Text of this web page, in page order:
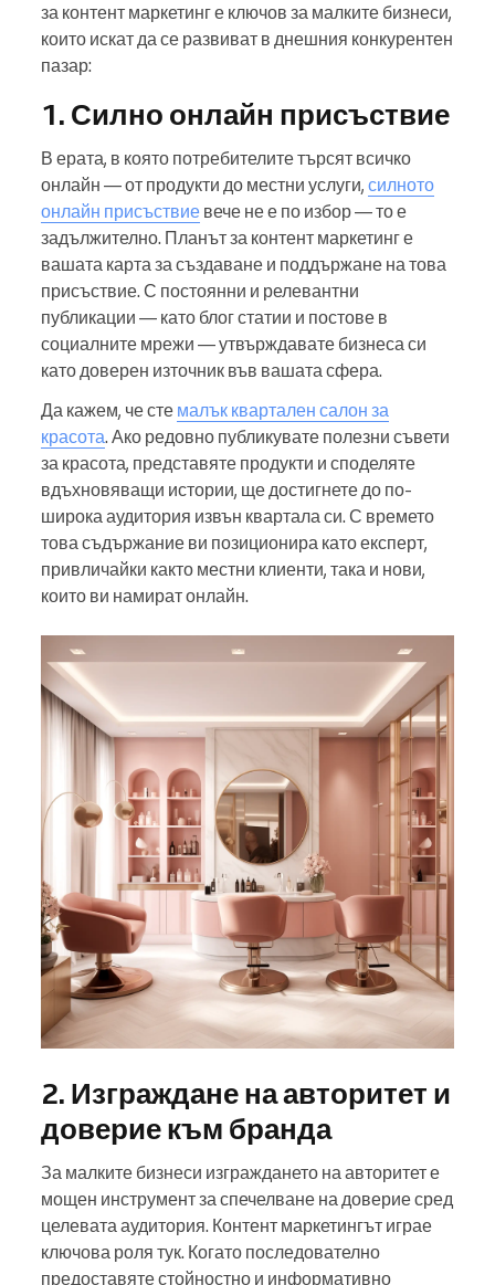
за контент маркетинг е ключов за малките бизнеси,
които искат да се развиват в днешния конкурентен
пазар:
1. Силно онлайн присъствие
В ерата, в която потребителите търсят всичко
онлайн — от продукти до местни услуги, силното
онлайн присъствие вече не е по избор — то е
задължително. Планът за контент маркетинг е
вашата карта за създаване и поддържане на това
присъствие. С постоянни и релевантни
публикации — като блог статии и постове в
социалните мрежи — утвърждавате бизнеса си
като доверен източник във вашата сфера.
Да кажем, че сте малък квартален салон за
красота. Ако редовно публикувате полезни съвети
за красота, представяте продукти и споделяте
вдъхновяващи истории, ще достигнете до по-
широка аудитория извън квартала си. С времето
това съдържание ви позиционира като експерт,
привличайки както местни клиенти, така и нови,
които ви намират онлайн.
2. Изграждане на авторитет и
доверие към бранда
За малките бизнеси изграждането на авторитет е
мощен инструмент за спечелване на доверие сред
целевата аудитория. Контент маркетингът играе
ключова роля тук. Когато последователно
предоставяте стойностно и информативно